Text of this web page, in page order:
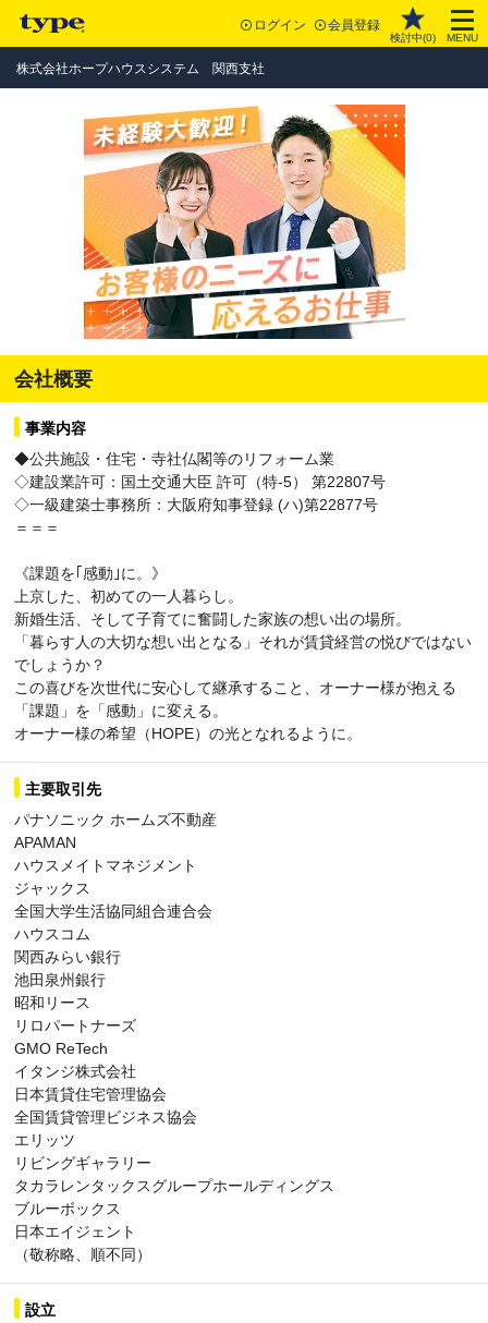
ログイン 会員登録
検討中(0) MENU
株式会社ホープハウスシステム 関西支社
会社概要
事業内容
◆公共施設・住宅・寺社仏閣等のリフォーム業
◇建設業許可：国土交通大臣 許可（特-5） 第22807号
◇一級建築士事務所：大阪府知事登録 (ハ)第22877号
＝＝＝
《課題を｢感動｣に。》
上京した、初めての一人暮らし。
新婚生活、そして子育てに奮闘した家族の想い出の場所。
「暮らす人の大切な想い出となる」それが賃貸経営の悦びではない
でしょうか？
この喜びを次世代に安心して継承すること、オーナー様が抱える
「課題」を「感動」に変える。
オーナー様の希望（HOPE）の光となれるように。
主要取引先
パナソニック ホームズ不動産
APAMAN
ハウスメイトマネジメント
ジャックス
全国大学生活協同組合連合会
ハウスコム
関西みらい銀行
池田泉州銀行
昭和リース
リロパートナーズ
GMO ReTech
イタンジ株式会社
日本賃貸住宅管理協会
全国賃貸管理ビジネス協会
エリッツ
リビングギャラリー
タカラレンタックスグループホールディングス
ブルーボックス
日本エイジェント
（敬称略、順不同）
設立